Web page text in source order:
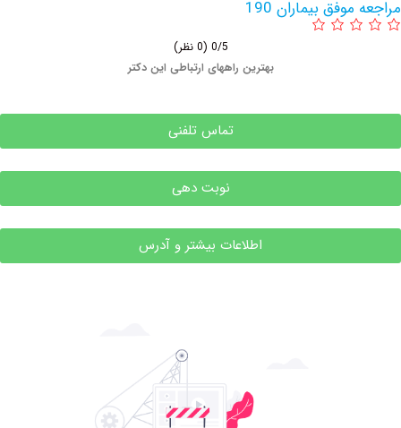
بیماران 190
بهترین راههای ارتباطی این دکتر
تماس تلفنی
نوبت دهی
اطلاعات بیشتر و آدرس